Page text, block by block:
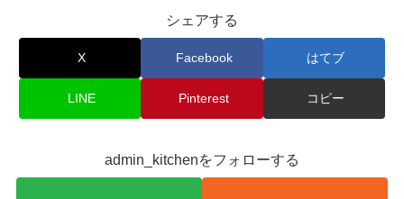
シェアする
X Facebook はてブ
LINE Pinterest コピー
admin_kitchenをフォローする